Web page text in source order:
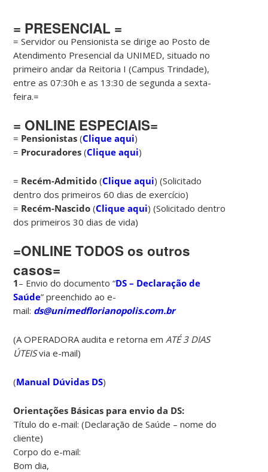
= PRESENCIAL =
= Servidor ou Pensionista se dirige ao Posto de
Atendimento Presencial da UNIMED, situado no
primeiro andar da Reitoria I (Campus Trindade),
entre as 07:30h e as 13:30 de segunda a sexta-
feira.=
= ONLINE ESPECIAIS=
= Pensionistas (Clique aqui)
= Procuradores (Clique aqui)
= Recém-Admitido (Clique aqui) (Solicitado
dentro dos primeiros 60 dias de exercício)
= Recém-Nascido (Clique aqui) (Solicitado dentro
dos primeiros 30 dias de vida)
=ONLINE TODOS os outros
casos=
1– Envio do documento “DS – Declaração de
Saúde” preenchido ao e-
mail: ds@unimedflorianopolis.com.br
(A OPERADORA audita e retorna em ATÉ 3 DIAS
ÚTEISvia e-mail)
(Manual Dúvidas DS)
Orientações Básicas para envio da DS:
Título do e-mail: (Declaração de Saúde – nome do
cliente)
Corpo do e-mail:
Bom dia,